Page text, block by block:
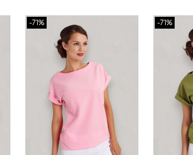
-71% -71%